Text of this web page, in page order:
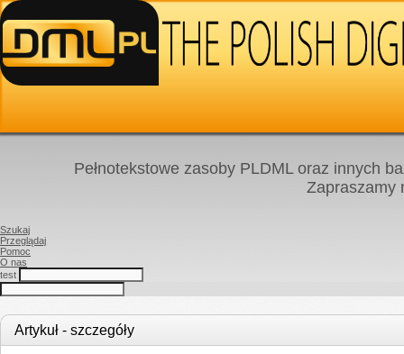
Pełnotekstowe zasoby PLDML oraz innych
Zapraszamy
Szukaj
Przeglądaj
Pomoc
O nas
test
Artykuł - szczegóły